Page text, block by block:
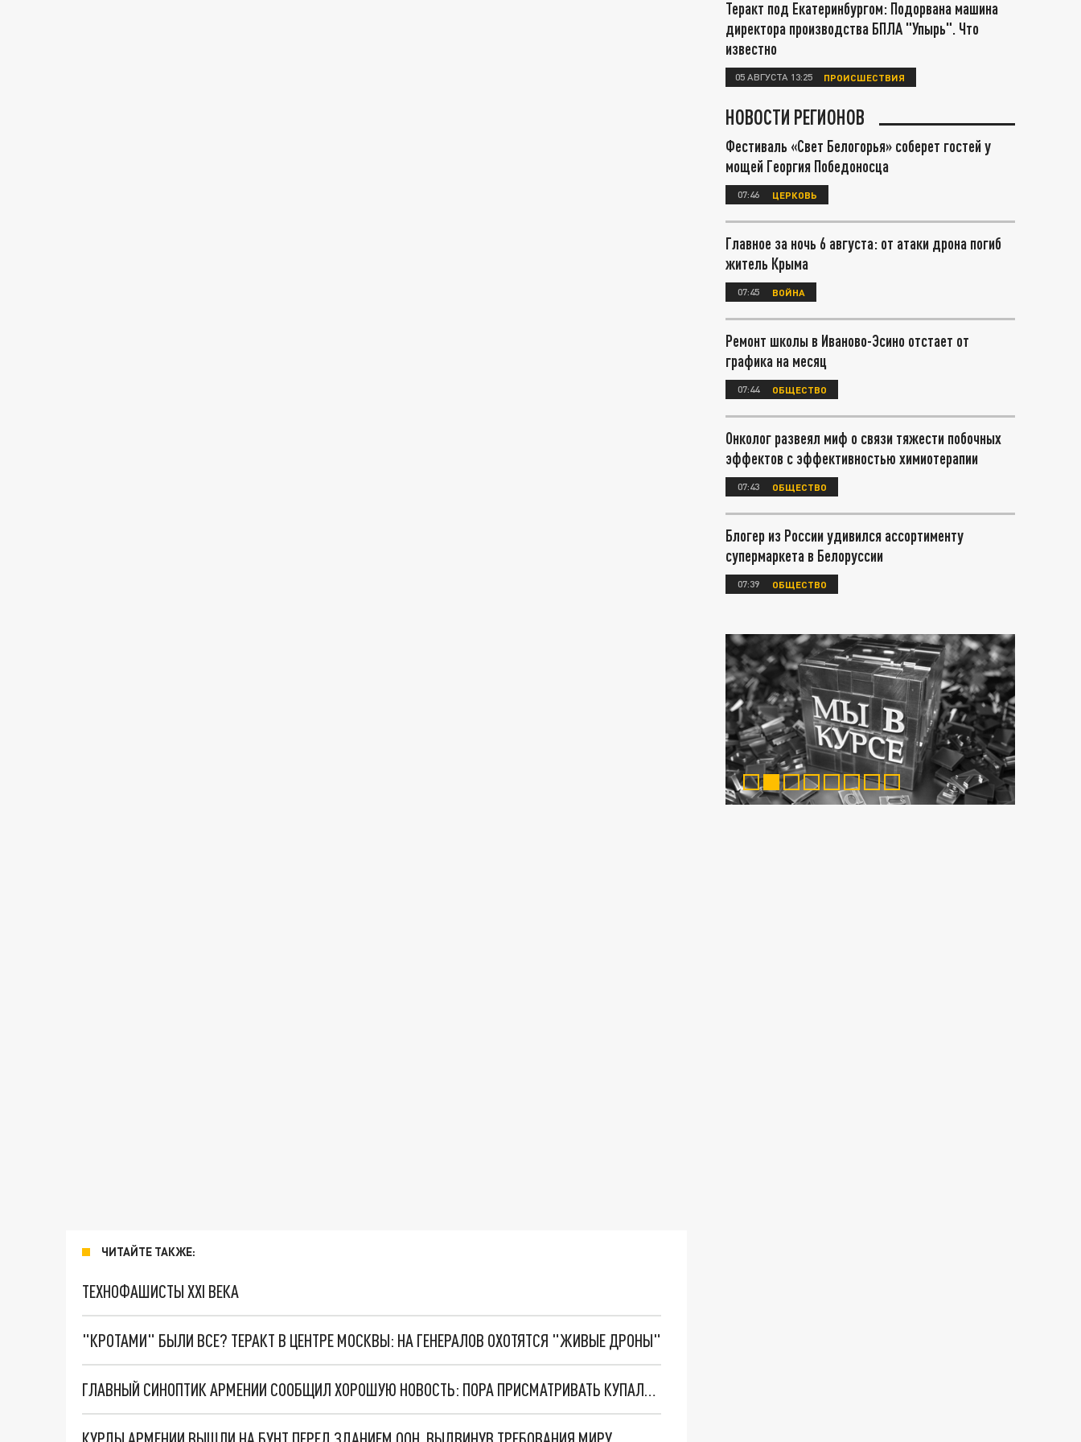
ЧИТАЙТЕ ТАКЖЕ:
ТЕХНОФАШИСТЫ XXI ВЕКА
"КРОТАМИ" БЫЛИ ВСЕ? ТЕРАКТ В ЦЕНТРЕ МОСКВЫ: НА ГЕНЕРАЛОВ ОХОТЯТСЯ "ЖИВЫЕ ДРОНЫ"
ГЛАВНЫЙ СИНОПТИК АРМЕНИИ СООБЩИЛ ХОРОШУЮ НОВОСТЬ: ПОРА ПРИСМАТРИВАТЬ КУПАЛЬНИК
Теракт под Екатеринбургом: Подорвана машина
директора производства БПЛА "Упырь". Что
известно
05 АВГУСТА 13:25 ПРОИСШЕСТВИЯ
НОВОСТИ РЕГИОНОВ
Фестиваль «Свет Белогорья» соберет гостей у
мощей Георгия Победоносца
07:46 ЦЕРКОВЬ
Главное за ночь 6 августа: от атаки дрона погиб
житель Крыма
07:45 ВОЙНА
Ремонт школы в Иваново-Эсино отстает от
графика на месяц
07:44 ОБЩЕСТВО
Онколог развеял миф о связи тяжести побочных
эффектов с эффективностью химиотерапии
07:43 ОБЩЕСТВО
Блогер из России удивился ассортименту
супермаркета в Белоруссии
07:39 ОБЩЕСТВО